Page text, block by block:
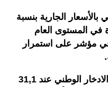
بالأسعار الجارية بنسبة
في المستوى العام
المائة، في مؤشر على استمرار
وفي ما يتعلق بالتمويل، استقر الادخار الوطني عند 31,1